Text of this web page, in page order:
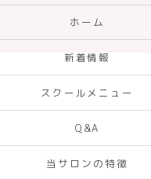
ホーム
新着情報
スクールメニュー
Q&A
当サロンの特徴